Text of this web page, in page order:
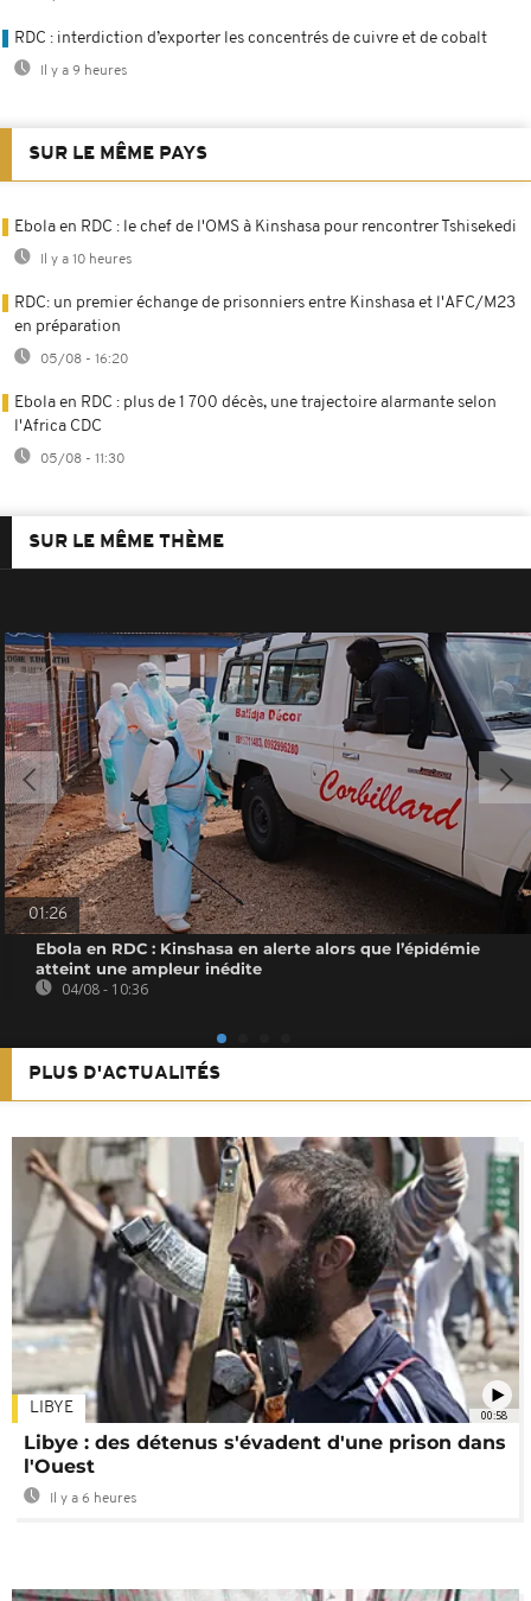
RDC : interdiction d’exporter les concentrés de cuivre et de cobalt
Il y a 9 heures
SUR LE MÊME PAYS
Ebola en RDC : le chef de l'OMS à Kinshasa pour rencontrer Tshisekedi
Il y a 10 heures
RDC: un premier échange de prisonniers entre Kinshasa et l'AFC/M23
en préparation
05/08 - 16:20
Ebola en RDC : plus de 1 700 décès, une trajectoire alarmante selon
l'Africa CDC
05/08 - 11:30
SUR LE MÊME THÈME
01:26
Ebola en RDC : Kinshasa en alerte alors que l’épidémie
atteint une ampleur inédite
04/08 - 10:36
PLUS D'ACTUALITÉS
00:58
LIBYE
Libye : des détenus s'évadent d'une prison dans
l'Ouest
Il y a 6 heures